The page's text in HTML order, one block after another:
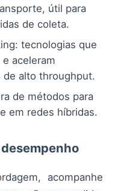
útil para
de coleta.
tecnologias que
aceleram
de alto throughput.
de métodos para
em redes híbridas.
acompanhe